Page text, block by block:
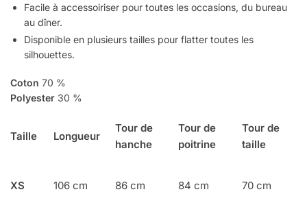
Facile à accessoiriser pour toutes les occasions, du bureau
au dîner.
Disponible en plusieurs tailles pour flatter toutes les
silhouettes.
Coton 70 %
Polyester 30 %
Taille Longueur
Tour de
hanche
Tour de
poitrine
Tour de
taille
XS 106 cm 86 cm 84 cm 70 cm